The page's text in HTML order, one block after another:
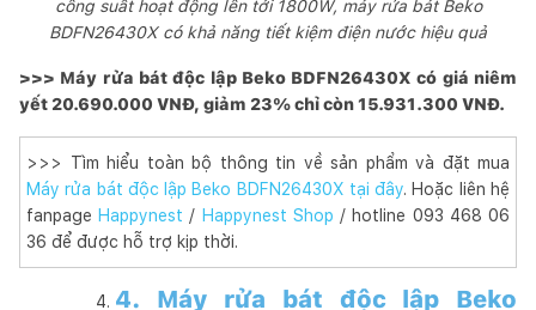
công suất hoạt động lên tới 1800W, máy rửa bát Beko
BDFN26430X có khả năng tiết kiệm điện nước hiệu quả
>>> Máy rửa bát độc lập Beko BDFN26430X có giá niêm
yết 20.690.000 VNĐ, giảm 23% chỉ còn 15.931.300 VNĐ.
>>> Tìm hiểu toàn bộ thông tin về sản phẩm và đặt mua
Máy rửa bát độc lập Beko BDFN26430X tại đây. Hoặc liên hệ
fanpage Happynest / Happynest Shop / hotline 093 468 06
36 để được hỗ trợ kịp thời.
4. Máy rửa bát độc lập Beko